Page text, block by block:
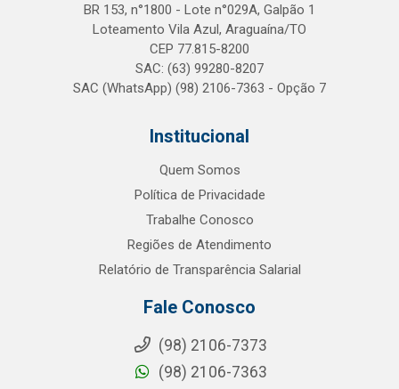
BR 153, n°1800 - Lote n°029A, Galpão 1
Loteamento Vila Azul, Araguaína/TO
CEP 77.815-8200
SAC: (63) 99280-8207
SAC (WhatsApp) (98) 2106-7363 - Opção 7
Institucional
Quem Somos
Política de Privacidade
Trabalhe Conosco
Regiões de Atendimento
Relatório de Transparência Salarial
Fale Conosco
(98) 2106-7373
(98) 2106-7363